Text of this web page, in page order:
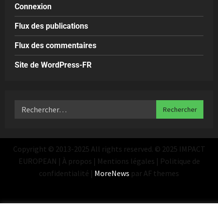
Connexion
Flux des publications
Flux des commentaires
Site de WordPress-FR
Copyright © 2013-2025 All rights reserved. © 2025 IMPACT
EUROPEAN | À propos | Mentions légales | Politique de
confidentialité | MoreNews par AF themes